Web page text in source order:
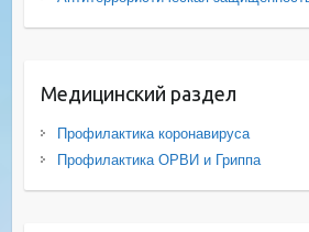
Медицинский раздел
Профилактика коронавируса
Профилактика ОРВИ и Гриппа